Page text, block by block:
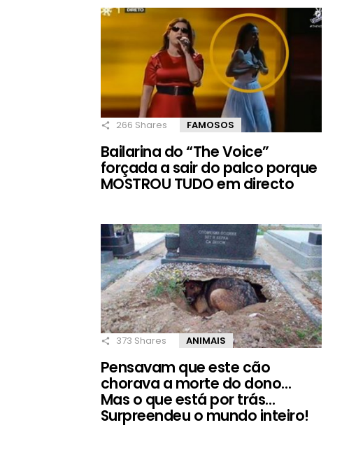
266 Shares FAMOSOS
Bailarina do “The Voice”
forçada a sair do palco porque
MOSTROU TUDO em directo
373 Shares ANIMAIS
Pensavam que este cão
chorava a morte do dono…
Mas o que está por trás…
Surpreendeu o mundo inteiro!